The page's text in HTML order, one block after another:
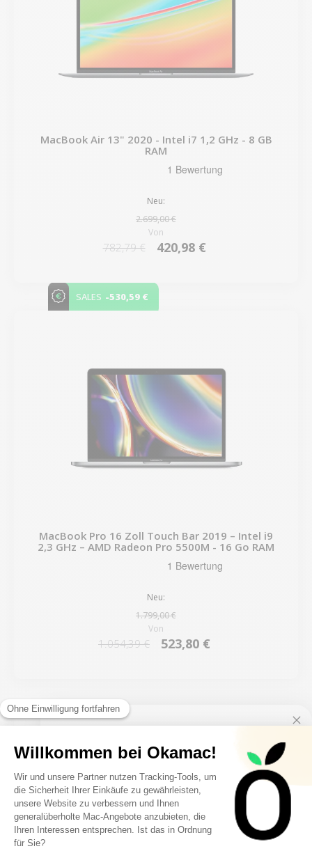
MacBook Air 13" 2020 - Intel i7 1,2 GHz - 8 GB
RAM
Neu:
2.699,00 €
Von
782,79 € 420,98 €
SALES -530,59 €
MacBook Pro 16 Zoll Touch Bar 2019 – Intel i9
2,3 GHz – AMD Radeon Pro 5500M - 16 Go RAM
Neu:
1.799,00 €
Von
1.054,39 € 523,80 €
5 restprodukte
10€ FREE ON YOUR
FIRST ORDER
Sign up to receive your discount.